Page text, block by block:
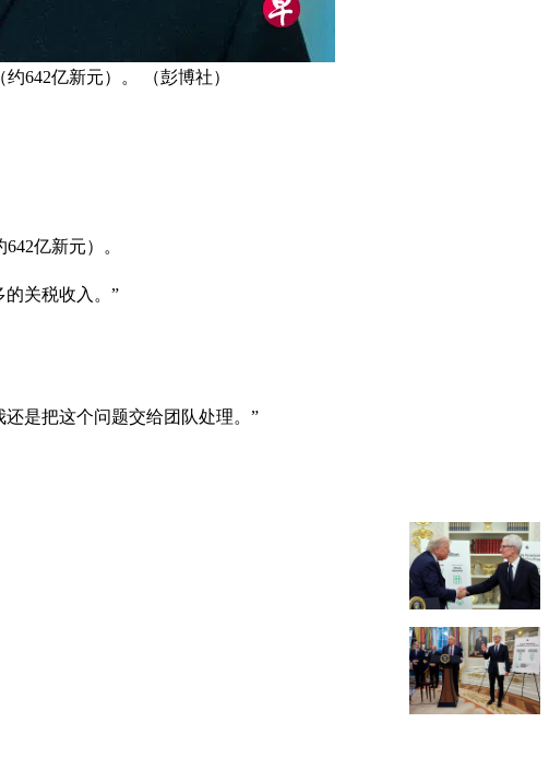
642亿新元）。 （彭博社）
亿新元）。
关税收入。”
是把这个问题交给团队处理。”